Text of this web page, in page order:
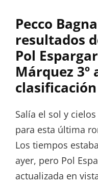
Paquet
Pecco
resultados
Pol
Márquez 3º
clasificación
Salía el sol y
para esta última
Los tiempos
ayer, pero Pol
actualizada en